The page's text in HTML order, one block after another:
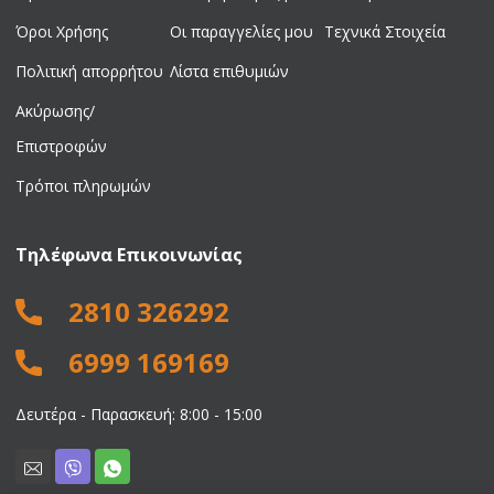
Όροι Χρήσης
Πολιτική απορρήτου
Ακύρωσης/
Επιστροφών
Τρόποι πληρωμών
Οι παραγγελίες μου
Λίστα επιθυμιών
Τεχνικά Στοιχεία
Τηλέφωνα Επικοινωνίας
2810 326292
6999 169169
Δευτέρα - Παρασκευή: 8:00 - 15:00